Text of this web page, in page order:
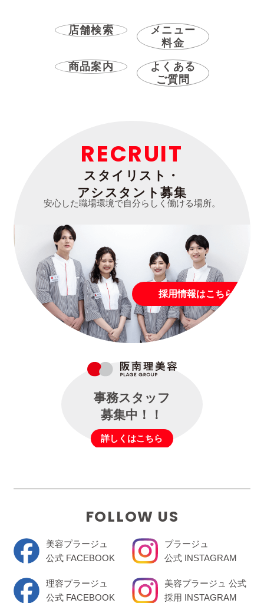
店舗検索
メニュー
料金
商品案内
よくある
ご質問
RECRUIT
スタイリスト・
アシスタント募集
安心した職場環境で自分らしく働ける場所。
採用情報はこちら
事務スタッフ
募集中！！
詳しくはこちら
FOLLOW US
美容プラージュ
公式 FACEBOOK
理容プラージュ
公式 FACEBOOK
プラージュ
公式 INSTAGRAM
美容プラージュ 公式
採用 INSTAGRAM